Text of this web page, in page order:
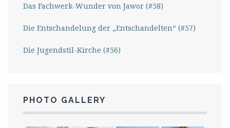
Das Fachwerk-Wunder von Jawor (#58)
Die Entschandelung der „Entschandelten“ (#57)
Die Jugendstil-Kirche (#56)
PHOTO GALLERY